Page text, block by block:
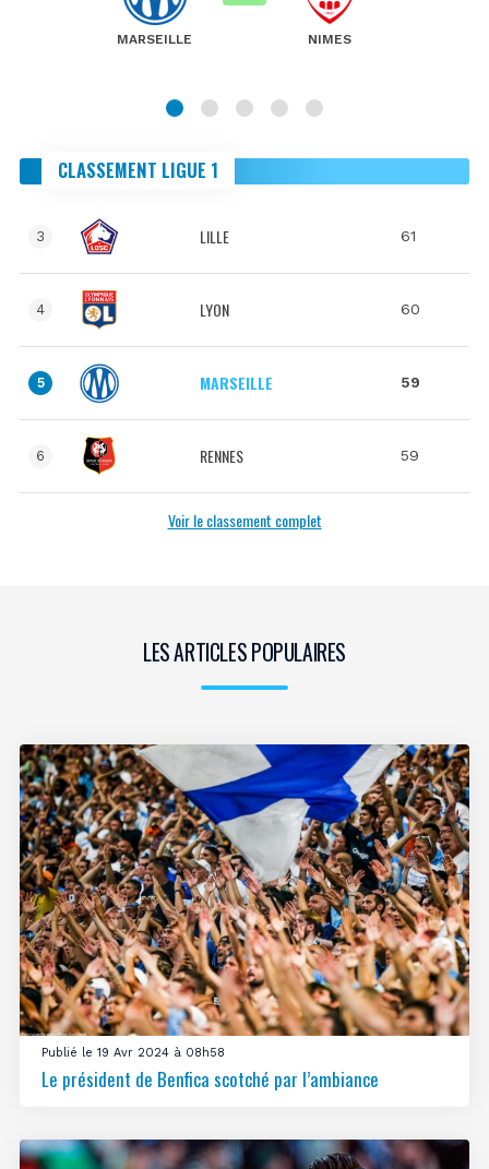
MARSEILLE NIMES
CLASSEMENT LIGUE 1
3 LILLE 61
4 LYON 60
5 MARSEILLE 59
6 RENNES 59
Voir le classement complet
LES ARTICLES POPULAIRES
Publié le 19 Avr 2024 à 08h58
Le président de Benfica scotché par l’ambiance